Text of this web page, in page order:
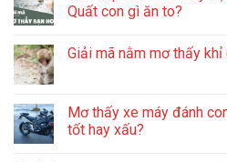
Quất con gì ăn to?
Giải mã nằm mơ thấy
Mơ thấy xe máy đánh
tốt hay xấu?